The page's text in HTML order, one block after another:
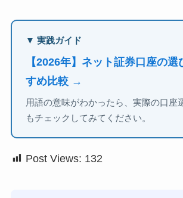
▼ 実践ガイド
【2026年】ネット証券口座の選
すめ比較 →
用語の意味がわかったら、実際の口座
もチェックしてみてください。
Post Views: 132